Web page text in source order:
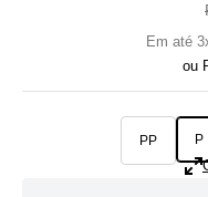
Em até 3
ou
PP P